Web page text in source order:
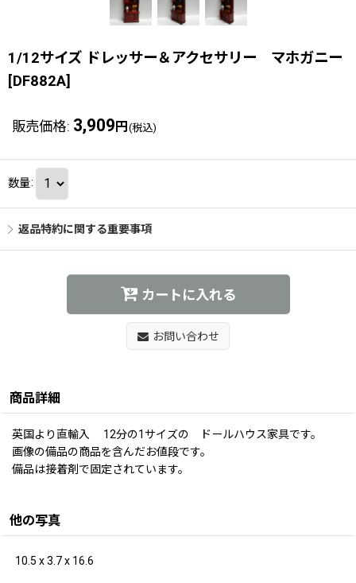
1/12サイズ ドレッサー＆アクセサリー マホガニー
[DF882A]
販売価格: 3,909 円 (税込)
数量:
返品特約に関する重要事項
カートに入れる
お問い合わせ
商品詳細
英国より直輸入 12分の1サイズの ドールハウス家具です。
画像の備品の商品を含んだお値段です。
備品は接着剤で固定されています。
他の写真
10.5 x 3.7 x 16.6